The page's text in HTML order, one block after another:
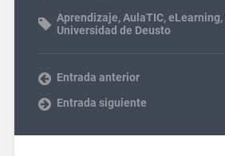
Aprendizaje,AulaTIC,eLearning,
Universidad de Deusto
Entrada anterior
Entrada siguiente